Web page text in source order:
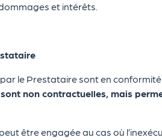
et intérêts.
le Prestataire sont en
non contractuelles, mais
être engagée au cas où